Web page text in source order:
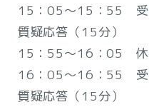
15：05～15：55 受
質疑応答（15分）
15：55～16：05
16：05～16：55 受
質疑応答（15分）